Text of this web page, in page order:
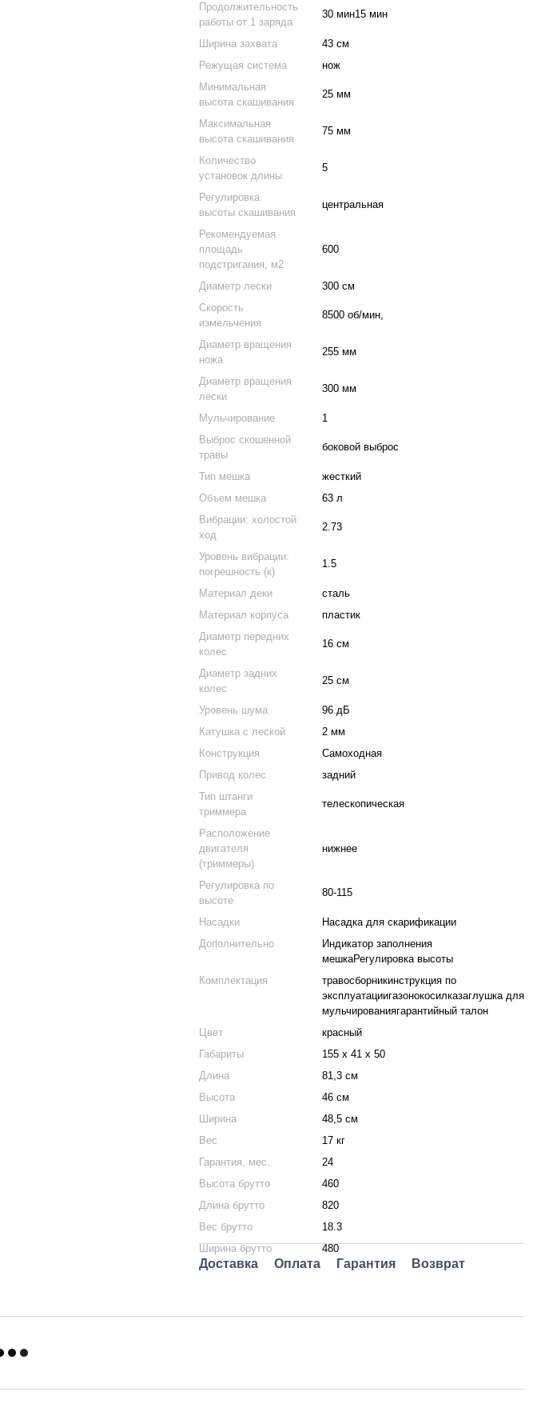
Продолжительность
работы от 1 заряда
30 мин15 мин
Ширина захвата
43 см
Режущая система
нож
Минимальная
высота скашивания
25 мм
Максимальная
высота скашивания
75 мм
Количество
установок длины
5
Регулировка
высоты скашивания
центральная
Рекомендуемая
площадь
подстригания, м2
600
Диаметр лески
300 см
Скорость
измельчения
8500 об/мин,
Диаметр вращения
ножа
255 мм
Диаметр вращения
лески
300 мм
Мульчирование
1
Выброс скошенной
травы
боковой выброс
Тип мешка
жесткий
Объем мешка
63 л
Вибрации: холостой
ход
2.73
Уровень вибрации:
погрешность (к)
1.5
Материал деки
сталь
Материал корпуса
пластик
Диаметр передних
колес
16 см
Диаметр задних
колес
25 см
Уровень шума
96 дБ
Катушка с леской
2 мм
Конструкция
Самоходная
Привод колес
задний
Тип штанги
триммера
телескопическая
Расположение
двигателя
(триммеры)
нижнее
Регулировка по
высоте
80-115
Насадки
Насадка для скарификации
Дополнительно
Индикатор заполнения
мешкаРегулировка высоты
Комплектация
травосборникинструкция по
эксплуатациигазонокосилказаглушка для
мульчированиягарантийный талон
Цвет
красный
Габариты
155 x 41 x 50
Длина
81,3 см
Высота
46 см
Ширина
48,5 см
Вес
17 кг
Гарантия, мес.
24
Высота брутто
460
Длина брутто
820
Вес брутто
18.3
Ширина брутто
480
Доставка Оплата Гарантия Возврат